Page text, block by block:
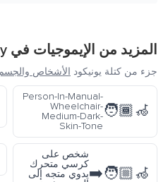
المزيد من الإيموجيات في
جزء من كتلة يونيكود الأشخاص
🧑🏾‍🦽
Person-In-Manual-
Wheelchair-
Medium-Dark-
Skin-Tone
🧑🏼‍🦽‍➡️
شخص على
كرسي متحرك
يدوي متجه إلى